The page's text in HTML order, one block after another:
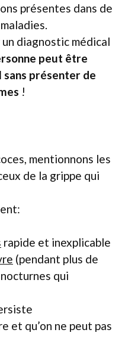
présentes dans de
diagnostic médical
peut être
sans présenter de
!
mentionnons les
de la grippe qui
rapide et inexplicable
(pendant plus de
qui
et qu’on ne peut pas